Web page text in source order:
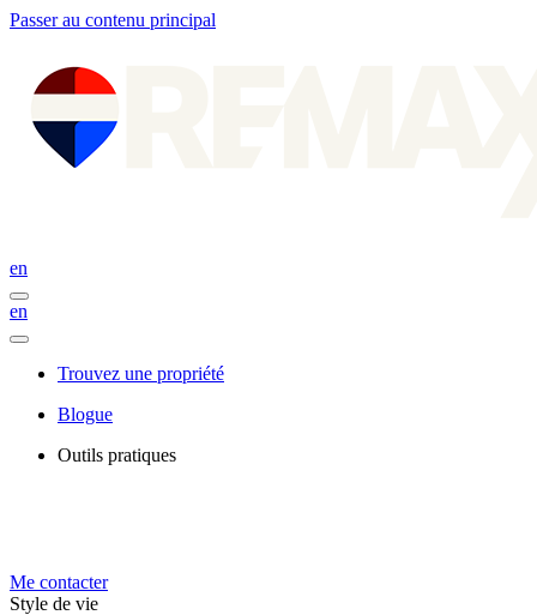
Passer au contenu principal
en
en
Trouvez une propriété
Blogue
Outils pratiques
Me contacter
Style de vie